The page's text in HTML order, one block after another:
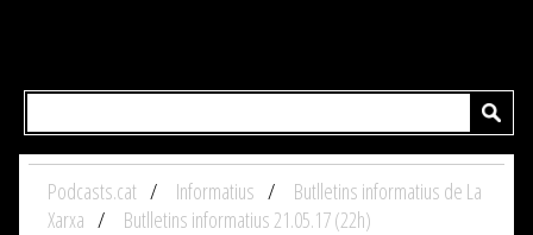
Podcasts.cat Informatius
Butlletins informatius de La
Xarxa
Butlletins informatius 21.05.17 (22h)